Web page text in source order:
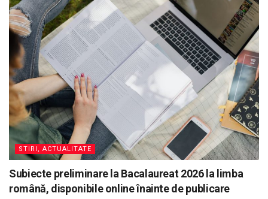
STIRI, ACTUALITATE
Subiecte preliminare la Bacalaureat 2026 la limba
română, disponibile online înainte de publicare